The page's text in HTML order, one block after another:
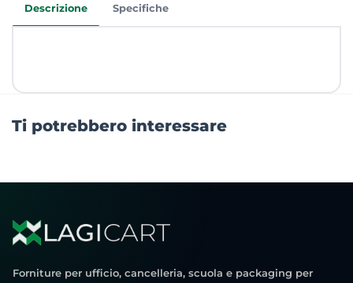
Descrizione Specifiche
Ti potrebbero interessare
Forniture per ufficio, cancelleria, scuola e packaging per